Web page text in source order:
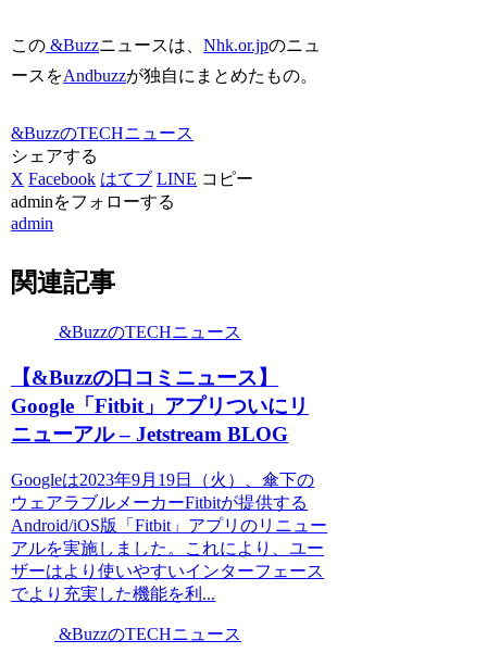
この &Buzzニュースは、Nhk.or.jpのニュ
ースをAndbuzzが独自にまとめたもの。
&BuzzのTECHニュース
シェアする
X Facebook はてブ LINE コピー
adminをフォローする
admin
関連記事
&BuzzのTECHニュース
【&Buzzの口コミニュース】
Google「Fitbit」アプリついにリ
ニューアル – Jetstream BLOG
Googleは2023年9月19日（火）、傘下の
ウェアラブルメーカーFitbitが提供する
Android/iOS版「Fitbit」アプリのリニュー
アルを実施しました。これにより、ユー
ザーはより使いやすいインターフェース
でより充実した機能を利...
&BuzzのTECHニュース